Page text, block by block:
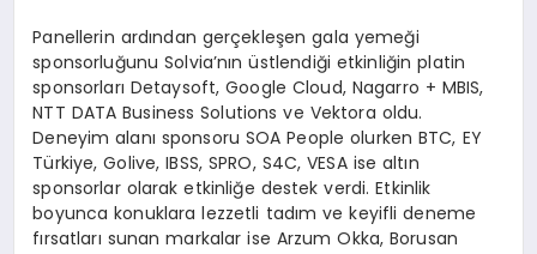
Panellerin ardından gerçekleşen gala yemeği
sponsorluğunu Solvia’nın üstlendiği etkinliğin platin
sponsorları Detaysoft, Google Cloud, Nagarro + MBIS,
NTT DATA Business Solutions ve Vektora oldu.
Deneyim alanı sponsoru SOA People olurken BTC, EY
Türkiye, Golive, IBSS, SPRO, S4C, VESA ise altın
sponsorlar olarak etkinliğe destek verdi. Etkinlik
boyunca konuklara lezzetli tadım ve keyifli deneme
fırsatları sunan markalar ise Arzum Okka, Borusan